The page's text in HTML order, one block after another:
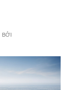
BỞI